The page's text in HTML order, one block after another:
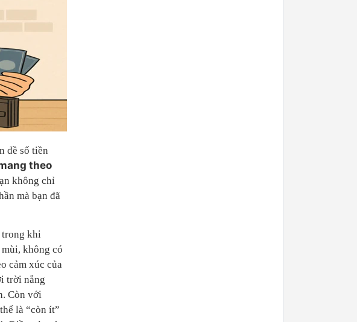
đề số tiền
theo
không chỉ
mà bạn đã
trong khi
không có
cảm xúc của
trời nắng
Còn với
là “còn ít”